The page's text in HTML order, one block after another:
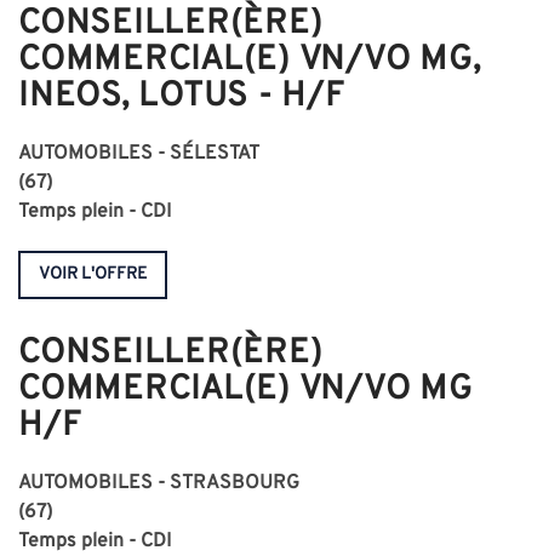
CONSEILLER(ÈRE)
COMMERCIAL(E) VN/VO MG,
INEOS, LOTUS - H/F
AUTOMOBILES - SÉLESTAT
(67)
Temps plein - CDI
VOIR L'OFFRE
CONSEILLER(ÈRE)
COMMERCIAL(E) VN/VO MG
H/F
AUTOMOBILES - STRASBOURG
(67)
Temps plein - CDI